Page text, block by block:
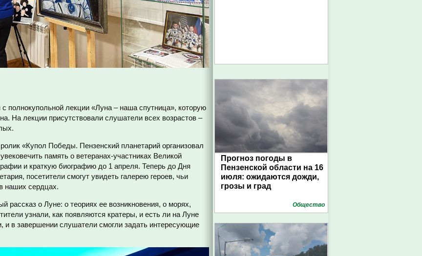
полнокупольной лекции «Луна – наша спутница», которую
На лекции присутствовали слушатели всех возрастов –
«Купол Победы. Пензенский планетарий организовал
память о ветеранах-участниках Великой
и краткую биографию до 1 апреля. Теперь до Дня
посетители смогут увидеть галерею героев, чьи
наших сердцах.
рассказ о Луне: о теориях ее возникновения, о морях,
узнали, как появляются кратеры, и есть ли на Луне
и в завершении слушатели смогли задать интересующие
Прогноз погоды в
Пензенской области на 16
июля: ожидаются дожди,
грозы и град
Общество